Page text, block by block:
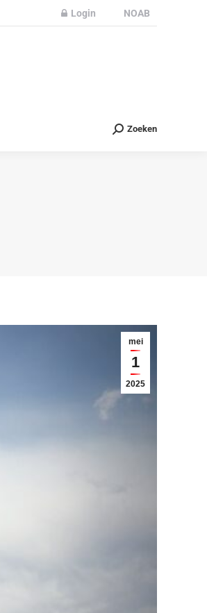
Login NOAB
Zoeken
mei
1
2025
Contact Zoeken